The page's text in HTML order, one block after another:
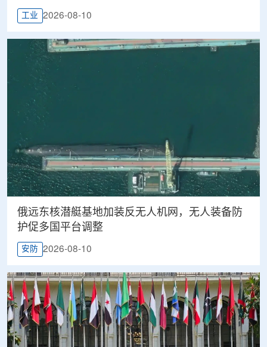
工业 2026-08-10
俄远东核潜艇基地加装反无人机网，无人装备防
护促多国平台调整
安防 2026-08-10